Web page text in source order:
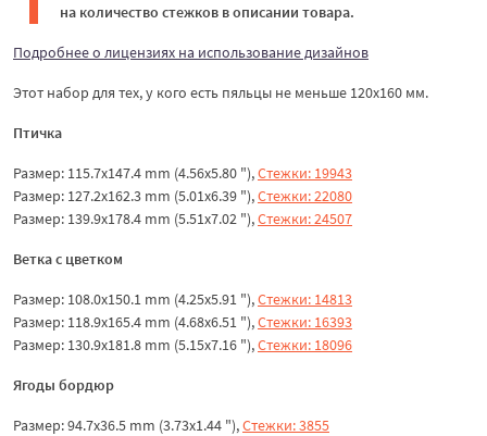
на количество стежков в описании товара.
Подробнее о лицензиях на использование дизайнов
Этот набор для тех, у кого есть пяльцы не меньше 120х160 мм.
Птичка
Размер: 115.7x147.4 mm (4.56x5.80 "),Стежки: 19943
Размер: 127.2x162.3 mm (5.01x6.39 "),Стежки: 22080
Размер: 139.9x178.4 mm (5.51x7.02 "),Стежки: 24507
Ветка с цветком
Размер: 108.0x150.1 mm (4.25x5.91 "),Стежки: 14813
Размер: 118.9x165.4 mm (4.68x6.51 "),Стежки: 16393
Размер: 130.9x181.8 mm (5.15x7.16 "),Стежки: 18096
Ягоды бордюр
Размер: 94.7x36.5 mm (3.73x1.44 "),Стежки: 3855